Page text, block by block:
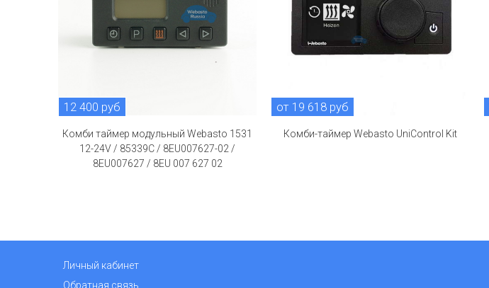
12 400 руб
Комби таймер модульный Webasto 1531
12-24V / 85339C / 8EU007627-02 /
8EU007627 / 8EU 007 627 02
от 19 618 руб
Комби-таймер Webasto UniControl Kit
Личный кабинет
Обратная связь